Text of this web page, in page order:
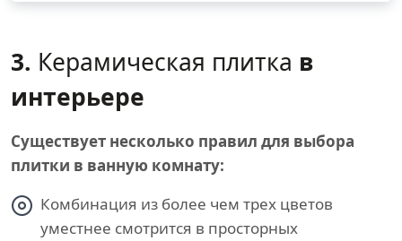
3. Керамическая плитка в
интерьере
Существует несколько правил для выбора
плитки в ванную комнату:
Комбинация из более чем трех цветов
уместнее смотрится в просторных